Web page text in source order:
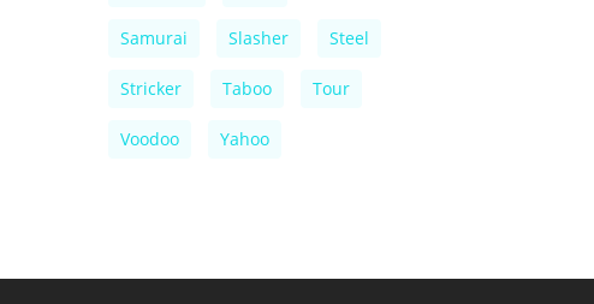
Samurai Slasher Steel
Stricker Taboo Tour
Voodoo Yahoo